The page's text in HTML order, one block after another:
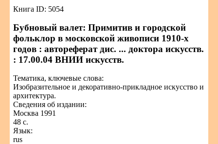
Книга ID: 5054
Бубновый валет: Примитив и городской
фольклор в московской живописи 1910-х
годов : автореферат дис. ... доктора искусств.
: 17.00.04 ВНИИ искусств.
Тематика, ключевые слова:
Изобразительное и декоративно-прикладное искусство и
архитектура.
Сведения об издании:
Москва 1991
48 с.
Язык:
rus